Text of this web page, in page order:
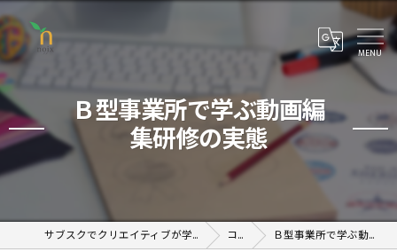
Ｂ型事業所で学ぶ動画編
集研修の実態
サブスクでクリエイティブが学べるオンラインスクール コラム Ｂ型事業所で学ぶ動画編集研修の実態